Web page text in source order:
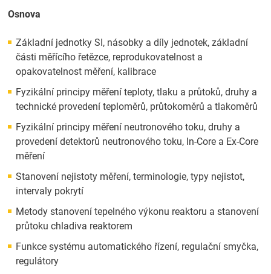
Osnova
Základní jednotky SI, násobky a díly jednotek, základní
části měřícího řetězce, reprodukovatelnost a
opakovatelnost měření, kalibrace
Fyzikální principy měření teploty, tlaku a průtoků, druhy a
technické provedení teploměrů, průtokoměrů a tlakoměrů
Fyzikální principy měření neutronového toku, druhy a
provedení detektorů neutronového toku, In-Core a Ex-Core
měření
Stanovení nejistoty měření, terminologie, typy nejistot,
intervaly pokrytí
Metody stanovení tepelného výkonu reaktoru a stanovení
průtoku chladiva reaktorem
Funkce systému automatického řízení, regulační smyčka,
regulátory